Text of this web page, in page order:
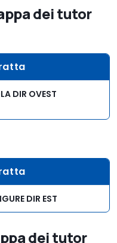
dei tutor
DIR OVEST
DIR EST
dei tutor